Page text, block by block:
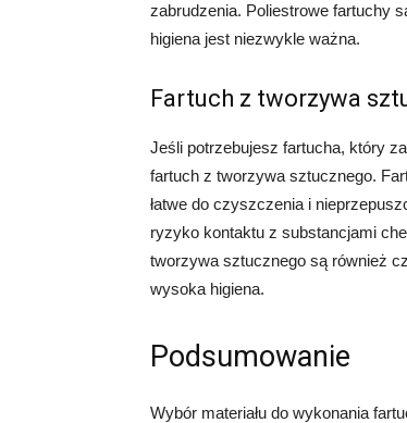
zabrudzenia. Poliestrowe fartuchy
higiena jest niezwykle ważna.
Fartuch z tworzywa
Jeśli potrzebujesz fartucha, który
fartuch z tworzywa sztucznego.
łatwe do czyszczenia i
ryzyko kontaktu z substancjami
tworzywa sztucznego są również
wysoka higiena.
Podsumowanie
Wybór materiału do wykonania